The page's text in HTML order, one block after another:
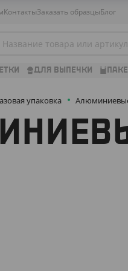
КонтактыЗаказать образцыБлог
ДЛЯ ВЫПЕЧКИ
упаковка